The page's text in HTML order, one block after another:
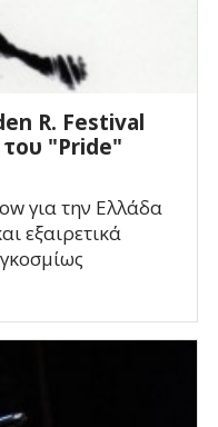
R. Festival
του "Pride"
για την Ελλάδα
εξαιρετικά